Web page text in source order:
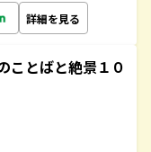
詳細を見る
ことばと絶景１０